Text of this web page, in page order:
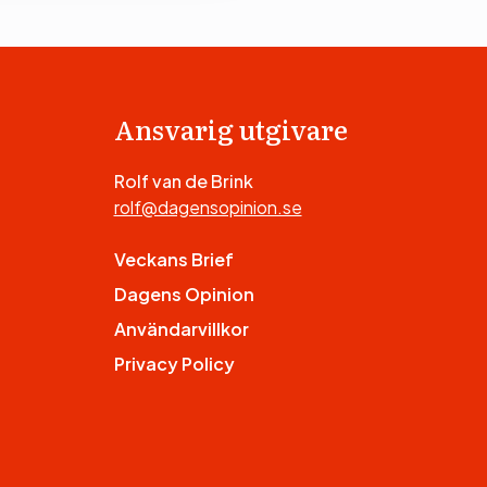
Ansvarig utgivare
Rolf van de Brink
rolf@dagensopinion.se
Veckans Brief
Dagens Opinion
Användarvillkor
Privacy Policy